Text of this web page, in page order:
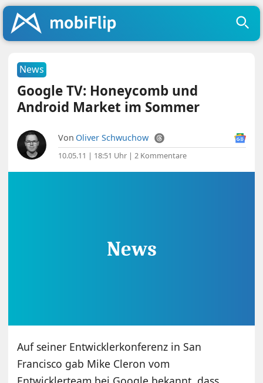
News
Google TV: Honeycomb und
Android Market im Sommer
Von Oliver Schwuchow
10.05.11 | 18:51 Uhr |2 Kommentare
Auf seiner Entwicklerkonferenz in San
Francisco gab Mike Cleron vom